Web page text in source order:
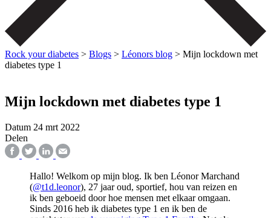
Rock your diabetes > Blogs > Léonors blog > Mijn lockdown met
diabetes type 1
Mijn lockdown met diabetes type 1
Datum 24 mrt 2022
Delen
Hallo! Welkom op mijn blog. Ik ben Léonor Marchand
(@t1d.leonor), 27 jaar oud, sportief, hou van reizen en
ik ben geboeid door hoe mensen met elkaar omgaan.
Sinds 2016 heb ik diabetes type 1 en ik ben de